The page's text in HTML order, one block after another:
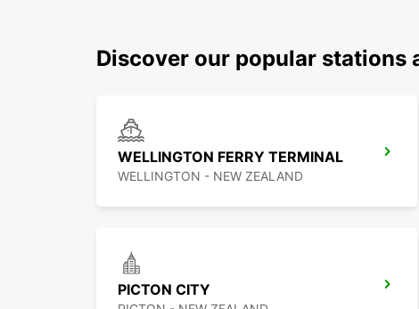
Discover our popular stations
WELLINGTON FERRY TERMINAL
WELLINGTON - NEW ZEALAND
PICTON CITY